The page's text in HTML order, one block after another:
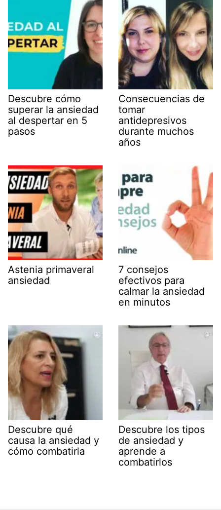
Descubre cómo
superar la ansiedad
al despertar en 5
pasos
Consecuencias de
tomar
antidepresivos
durante muchos
años
Astenia primaveral
ansiedad
7 consejos
efectivos para
calmar la ansiedad
en minutos
Descubre qué
causa la ansiedad y
cómo combatirla
Descubre los tipos
de ansiedad y
aprende a
combatirlos